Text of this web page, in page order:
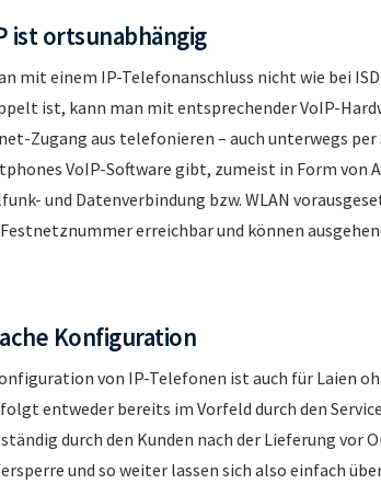
istortsunabhängig
mit einem IP-Telefonanschluss nicht wie bei
ist, kann man mit entsprechender VoIP-
Zugang aus telefonieren – auch unterwegs
VoIP-Software gibt, zumeist in Form von
und Datenverbindung bzw. WLAN
erreichbar und können
Konfiguration
von IP-Telefonen ist auch für Laien
entweder bereits im Vorfeld durch den
durch den Kunden nach der Lieferung
und so weiter lassen sich also einfach